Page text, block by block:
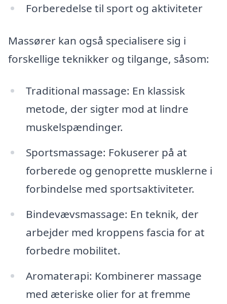
Forberedelse til sport og aktiviteter
Massører kan også specialisere sig i
forskellige teknikker og tilgange, såsom:
Traditional massage: En klassisk
metode, der sigter mod at lindre
muskelspændinger.
Sportsmassage: Fokuserer på at
forberede og genoprette musklerne i
forbindelse med sportsaktiviteter.
Bindevævsmassage: En teknik, der
arbejder med kroppens fascia for at
forbedre mobilitet.
Aromaterapi: Kombinerer massage
med æteriske olier for at fremme